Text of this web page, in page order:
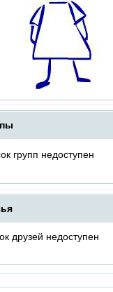
групп недоступен
друзей недоступен